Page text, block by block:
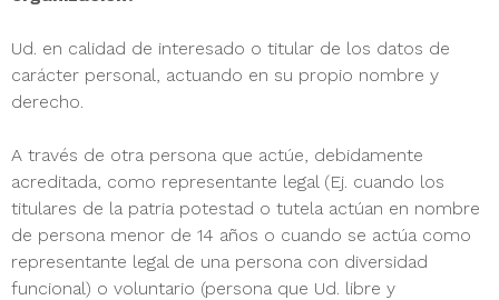
Ud. en calidad de interesado o titular de los datos de
carácter personal, actuando en su propio nombre y
derecho.
A través de otra persona que actúe, debidamente
acreditada, como representante legal (Ej. cuando los
titulares de la patria potestad o tutela actúan en nombre
de persona menor de 14 años o cuando se actúa como
representante legal de una persona con diversidad
funcional) o voluntario (persona que Ud. libre y